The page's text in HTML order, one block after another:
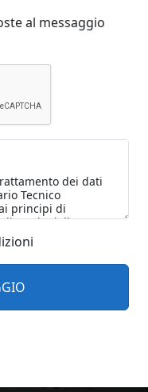
al messaggio